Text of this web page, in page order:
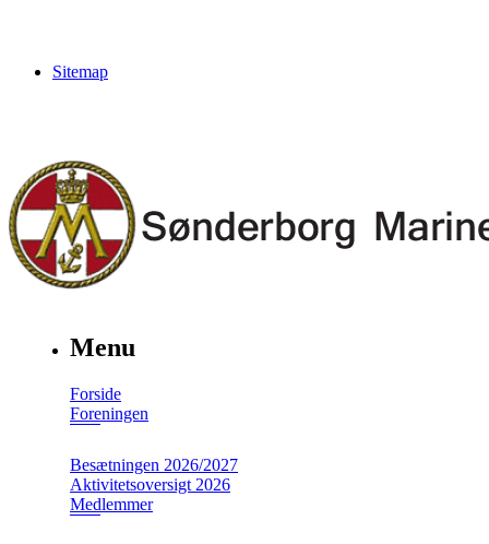
Sitemap
Menu
Forside
Foreningen
Besætningen 2026/2027
Aktivitetsoversigt 2026
Medlemmer